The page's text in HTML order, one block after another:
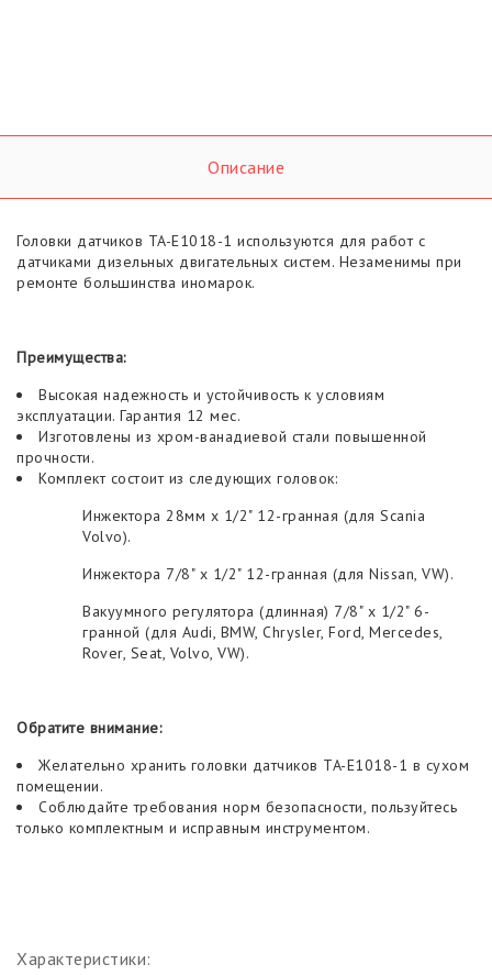
Описание
Головки датчиков TA-E1018-1 используются для работ с
датчиками дизельных двигательных систем. Незаменимы при
ремонте большинства иномарок.
Преимущества:
Высокая надежность и устойчивость к условиям
эксплуатации. Гарантия 12 мес.
Изготовлены из хром-ванадиевой стали повышенной
прочности.
Комплект состоит из следующих головок:
Инжектора 28мм x 1/2" 12-гранная (для Scania
Volvo).
Инжектора 7/8" x 1/2" 12-гранная (для Nissan, VW).
Вакуумного регулятора (длинная) 7/8" x 1/2" 6-
гранной (для Audi, BMW, Chrysler, Ford, Mercedes,
Rover, Seat, Volvo, VW).
Обратите внимание:
Желательно хранить головки датчиков TA-E1018-1 в сухом
помещении.
Соблюдайте требования норм безопасности, пользуйтесь
только комплектным и исправным инструментом.
Характеристики: